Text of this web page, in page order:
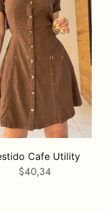
Cafe Utility
$40,34